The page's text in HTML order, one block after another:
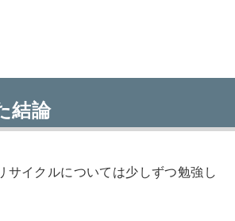
結論
サイクルについては少しずつ勉強し